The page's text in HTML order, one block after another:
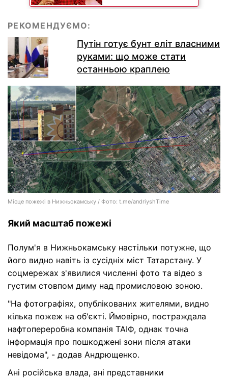
РЕКОМЕНДУЄМО:
Путін готує бунт еліт власними
руками: що може стати
останньою краплею
Місце пожежі в Нижньокамську / Фото: t.me/andriyshTime
Який масштаб пожежі
Полум'я в Нижньокамську настільки потужне, що
його видно навіть із сусідніх міст Татарстану. У
соцмережах з'явилися численні фото та відео з
густим стовпом диму над промисловою зоною.
"На фотографіях, опублікованих жителями, видно
кілька пожеж на об'єкті. Ймовірно, постраждала
нафтопереробна компанія ТАІФ, однак точна
інформація про пошкоджені зони після атаки
невідома", - додав Андрющенко.
Ані російська влада, ані представники